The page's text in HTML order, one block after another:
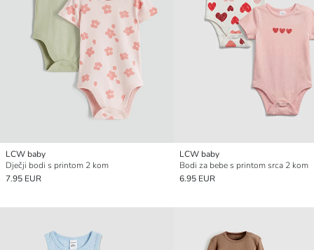
LCW baby
Dječji bodi s printom 2 kom
7.95 EUR
LCW baby
Bodi za bebe s printom srca 2 kom
6.95 EUR